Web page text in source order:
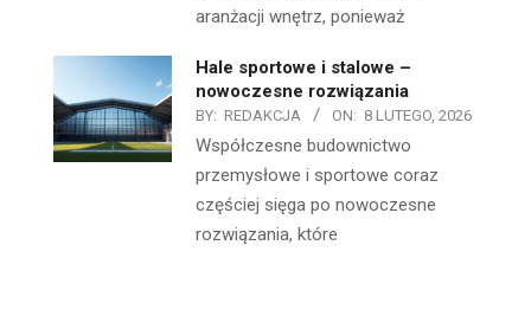
aranżacji wnętrz, ponieważ
Hale sportowe i stalowe –
nowoczesne rozwiązania
BY: REDAKCJA ON: 8 LUTEGO, 2026
Współczesne budownictwo
przemysłowe i sportowe coraz
częściej sięga po nowoczesne
rozwiązania, które